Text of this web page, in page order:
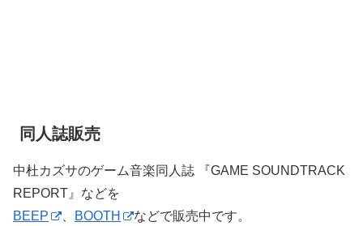
同人誌販売
中杜カズサのゲーム音楽同人誌 『GAME SOUNDTRACK
REPORT』などを
BEEP
BOOTH などで販売中です。